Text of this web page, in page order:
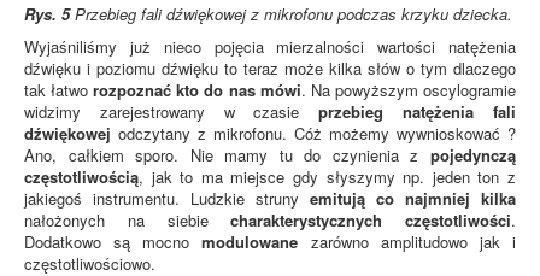
Rys. 5Przebieg fali dźwiękowej z mikrofonu podczas krzyku dziecka.
Wyjaśniliśmy już nieco pojęcia mierzalności wartości natężenia
dźwięku i poziomu dźwięku to teraz może kilka słów o tym dlaczego
tak łatwo rozpoznać kto do nas mówi. Na powyższym oscylogramie
widzimy zarejestrowany w czasieprzebieg natężenia fali
dźwiękowej odczytany z mikrofonu. Cóż możemy wywnioskować ?
Ano, całkiem sporo. Nie mamy tu do czynienia z pojedynczą
częstotliwością, jak to ma miejsce gdy słyszymy np. jeden ton z
jakiegoś instrumentu. Ludzkie struny emitują co najmniej kilka
nałożonych na siebiecharakterystycznych częstotliwości.
Dodatkowo są mocnomodulowane zarówno amplitudowo jak i
częstotliwościowo.